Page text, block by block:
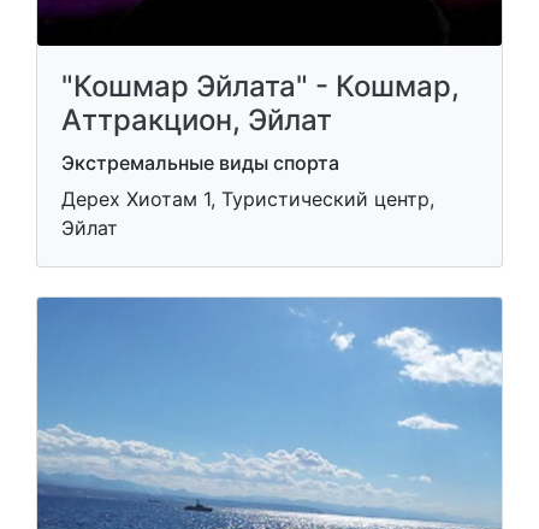
"Кошмар Эйлата" - Кошмар,
Аттракцион, Эйлат
Экстремальные виды спорта
Дерех Хиотам 1, Туристический центр,
Эйлат